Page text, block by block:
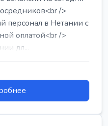
/>
персонал в Нетании с
оплатой<br />
дл...